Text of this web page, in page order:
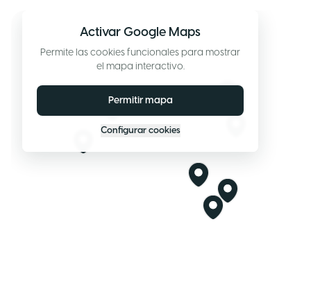
Activar Google Maps
Permite las cookies funcionales para mostrar
el mapa interactivo.
Permitir mapa
Configurar cookies